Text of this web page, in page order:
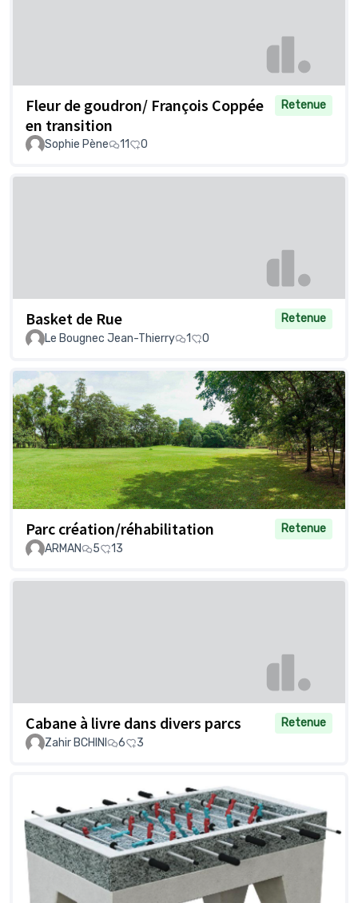
Fleur de goudron/ François Coppée
en transition
Retenue
Sophie Pène 11 0
Basket de Rue
Retenue
Le Bougnec Jean-Thierry
1 0
Parc création/réhabilitation
Retenue
ARMAN
5 13
Cabane à livre dans divers parcs
Retenue
Zahir BCHINI
6 3